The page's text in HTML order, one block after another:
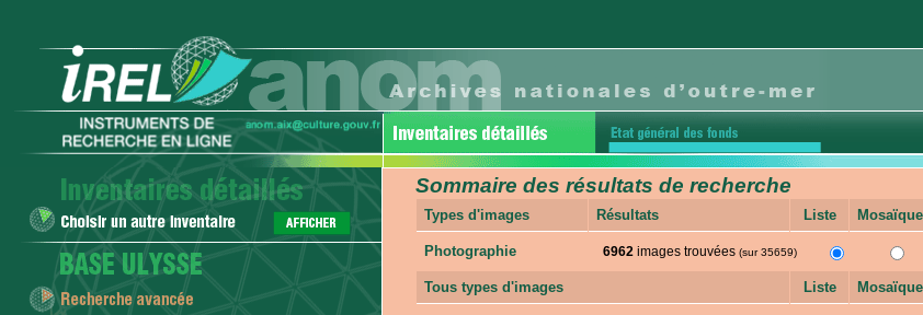
Sommaire des résultats de recherche
Types d'images Résultats Liste Mosaïque
Photographie 6962 images trouvées (sur 35659)
Tous types d'images Liste Mosaïque